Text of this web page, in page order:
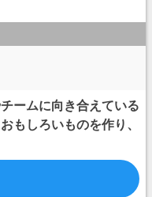
ームに向き合えている
もしろいものを作り、